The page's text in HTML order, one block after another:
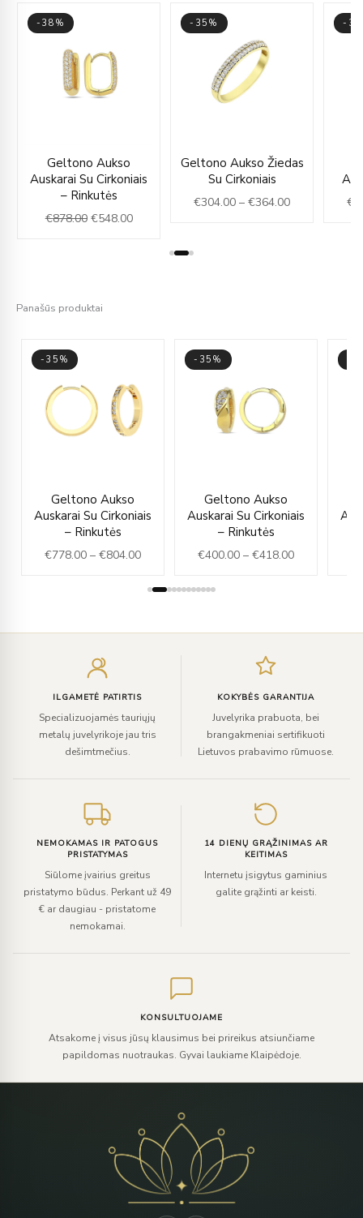
-38%
Geltono Aukso
Auskarai Su Cirkoniais
– Rinkutės
€878.00
price
was:
€878.00.
€548.00
is:
-35%
Geltono Aukso Žiedas
Su Cirkoniais
€304.00 – €364.00
range:
through
-
€
Panašūs produktai
-35%
Geltono Aukso
Auskarai Su Cirkoniais
– Rinkutės
€778.00 – €804.00
€778.00
€804.00
-35%
Geltono Aukso
Auskarai Su Cirkoniais
– Rinkutės
€400.00 – €418.00
€400.00
€418.00
ILGAMETĖ PATIRTIS
Specializuojamės tauriųjų
metalų juvelyrikoje jau tris
dešimtmečius.
KOKYBĖS GARANTIJA
Juvelyrika prabuota, bei
brangakmeniai sertifikuoti
Lietuvos prabavimo rūmuose.
NEMOKAMAS IR PATOGUS
PRISTATYMAS
Siūlome įvairius greitus
pristatymo būdus. Perkant už 49
€ ar daugiau - pristatome
nemokamai.
14 DIENŲ GRĄŽINIMAS AR
KEITIMAS
Internetu įsigytus gaminius
galite grąžinti ar keisti.
KONSULTUOJAME
Atsakome į visus jūsų klausimus bei prireikus atsiunčiame
papildomas nuotraukas. Gyvai laukiame Klaipėdoje.